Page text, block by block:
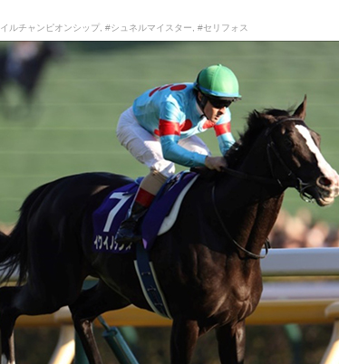
ルチャンピオンシップ #シュネルマイスター #セリフォス